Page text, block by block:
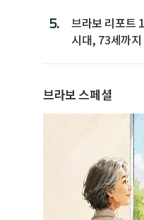
5.
브라보 리포트
시대, 73세까지
브라보 스페셜